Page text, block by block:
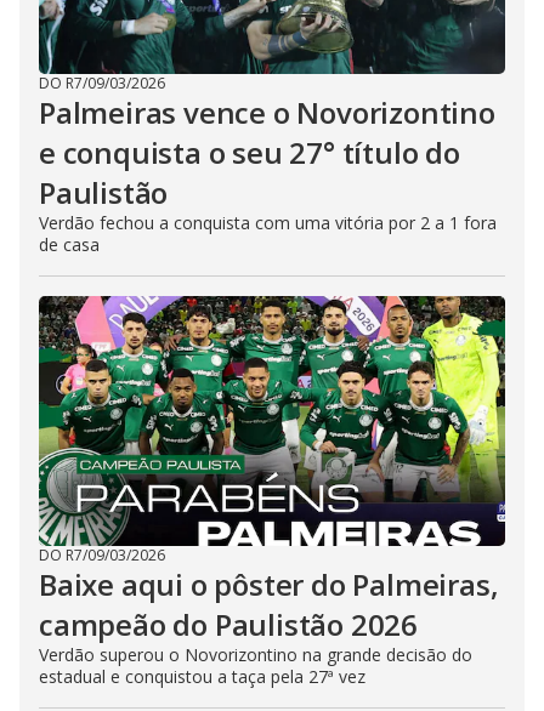
DO R7/09/03/2026
Palmeiras vence o Novorizontino
e conquista o seu 27° título do
Paulistão
Verdão fechou a conquista com uma vitória por 2 a 1 fora
de casa
DO R7/09/03/2026
Baixe aqui o pôster do Palmeiras,
campeão do Paulistão 2026
Verdão superou o Novorizontino na grande decisão do
estadual e conquistou a taça pela 27ª vez